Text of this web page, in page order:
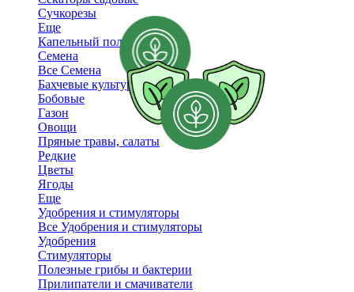
Сучкорезы
Еще
Капельный полив
Семена
Все Семена
Бахчевые культуры
Бобовые
Газон
Овощи
Пряные травы, салаты
Редкие
Цветы
Ягоды
Еще
Удобрения и стимуляторы
Все Удобрения и стимуляторы
Удобрения
Стимуляторы
Полезные грибы и бактерии
Прилипатели и смачиватели